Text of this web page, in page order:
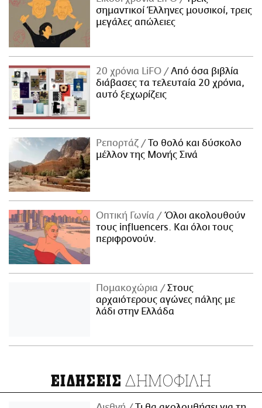
σημαντικοί Έλληνες μουσικοί, τρεις
μεγάλες απώλειες
20 χρόνια LiFO
Από όσα βιβλία
διάβασες τα τελευταία 20 χρόνια,
αυτό ξεχωρίζεις
Ρεπορτάζ
Το θολό και δύσκολο
μέλλον της Μονής Σινά
Οπτική Γωνία
Όλοι ακολουθούν
τους influencers. Και όλοι τους
περιφρονούν.
Πομακοχώρια
Στους
αρχαιότερους αγώνες πάλης με
λάδι στην Ελλάδα
ΕΙΔΗΣΕΙΣ ΔΗΜΟΦΙΛΗ